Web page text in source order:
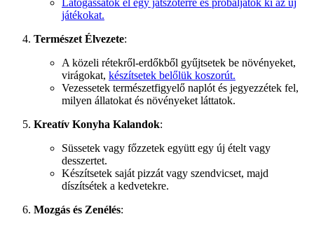
játékokat.
Természet Élvezete:
A közeli rétekről-erdőkből gyűjtsetek be növényeket,
virágokat, készítsetek belőlük koszorút.
Vezessetek természetfigyelő naplót és jegyezzétek fel,
milyen állatokat és növényeket láttatok.
Kreatív Konyha Kalandok:
Süssetek vagy főzzetek együtt egy új ételt vagy
desszertet.
Készítsetek saját pizzát vagy szendvicset, majd
díszítsétek a kedvetekre.
Mozgás és Zenélés: